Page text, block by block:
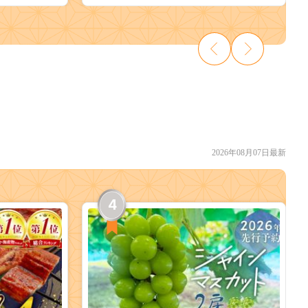
2026年08月07日最新
4